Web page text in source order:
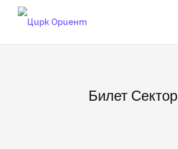
Билет Сектор